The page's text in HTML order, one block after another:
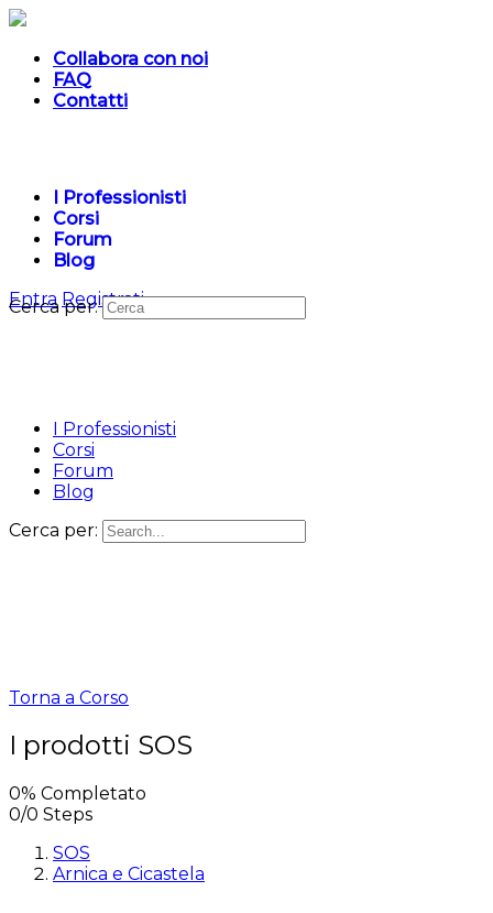
Collabora con noi
FAQ
Contatti
I Professionisti
Corsi
Forum
Blog
Entra Registrati
Cerca per:
I Professionisti
Corsi
Forum
Blog
Cerca per:
Torna a Corso
I prodotti SOS
0% Completato
0/0 Steps
SOS
Arnica e Cicastela